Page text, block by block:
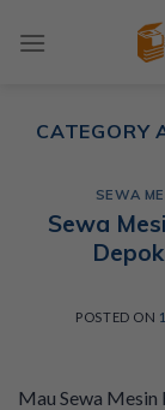
CATEGORY
SEWA
Sewa
POSTED ON
Mau Sewa